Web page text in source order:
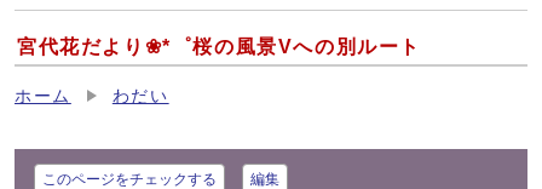
宮代花だより❀*゜桜の風景Vへの別ルート
ホーム わだい
このページをチェックする 編集